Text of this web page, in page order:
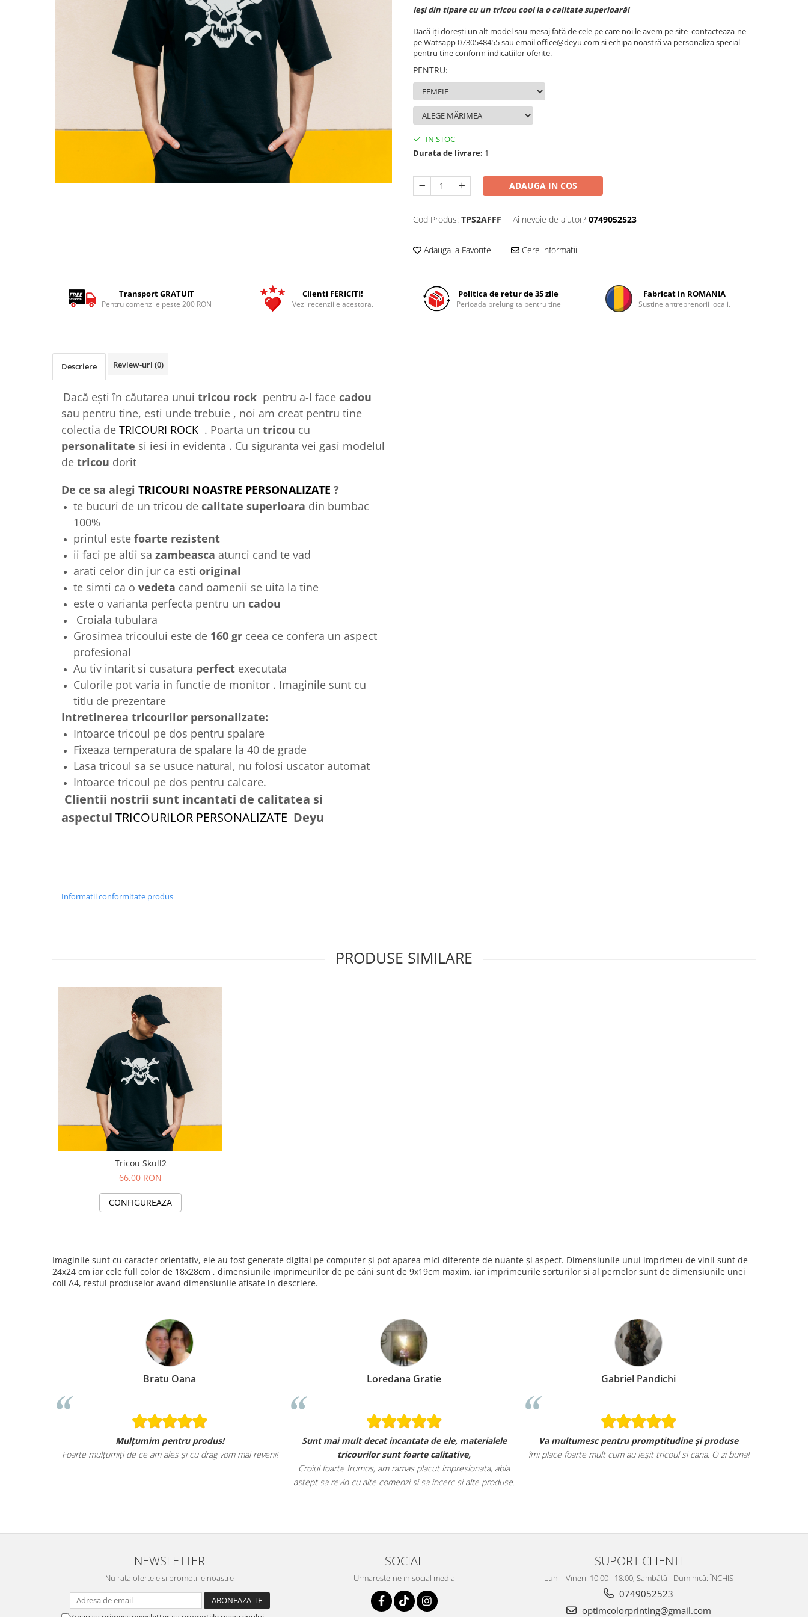
Tricouri Cupluri
Tricouri Vesele
Tricouri Copii
Ieși din tipare cu un tricou cool la o calitate superioară!
Dacă iți dorești un alt model sau mesaj față de cele pe care noi le avem pe site contacteaza-ne
pe Watsapp 0730548455 sau email office@deyu.com si echipa noastră va personaliza special
pentru tine conform indicatiilor oferite.
PENTRU:
IN STOC
Durata de livrare: 1
ADAUGA IN COS
Cod Produs: TPS2AFFF Ai nevoie de ajutor? 0749052523
Adauga la Favorite Cere informatii
Transport GRATUIT
Pentru comenzile peste 200 RON
Clienti FERICITI!
Vezi recenziile acestora.
Politica de retur de 35 zile
Perioada prelungita pentru tine
Fabricat in ROMANIA
Sustine antreprenorii locali.
Descriere Review-uri (0)
Dacă ești în căutarea unui tricou rock pentru a-l face cadou
sau pentru tine, esti unde trebuie , noi am creat pentru tine
colectia de TRICOURI ROCK . Poarta un tricou cu
personalitate si iesi in evidenta . Cu siguranta vei gasi modelul
de tricou dorit
De ce sa alegi TRICOURI NOASTRE PERSONALIZATE ?
te bucuri de un tricou de calitate superioara din bumbac
100%
printul este foarte rezistent
ii faci pe altii sa zambeasca atunci cand te vad
arati celor din jur ca esti original
te simti ca o vedeta cand oamenii se uita la tine
este o varianta perfecta pentru un cadou
Croiala tubulara
Grosimea tricoului este de 160 gr ceea ce confera un aspect
profesional
Au tiv intarit si cusatura perfect executata
Culorile pot varia in functie de monitor . Imaginile sunt cu
titlu de prezentare
Intretinerea tricourilor personalizate:
Intoarce tricoul pe dos pentru spalare
Fixeaza temperatura de spalare la 40 de grade
Lasa tricoul sa se usuce natural, nu folosi uscator automat
Intoarce tricoul pe dos pentru calcare.
Clientii nostrii sunt incantati de calitatea si
aspectul TRICOURILOR PERSONALIZATE Deyu
Informatii conformitate produs
PRODUSE SIMILARE
Tricou Skull2
66,00 RON
CONFIGUREAZA
Imaginile sunt cu caracter orientativ, ele au fost generate digital pe computer și pot aparea mici diferente de nuante și aspect. Dimensiunile unui imprimeu de vinil sunt de
24x24 cm iar cele full color de 18x28cm , dimensiunile imprimeurilor de pe căni sunt de 9x19cm maxim, iar imprimeurile sorturilor si al pernelor sunt de dimensiunile unei
coli A4, restul produselor avand dimensiunile afisate in descriere.
Bratu Oana
Mulțumim pentru produs!
Foarte mulțumiți de ce am ales și cu drag vom mai reveni!
Loredana Gratie
Sunt mai mult decat incantata de ele, materialele
tricourilor sunt foarte calitative,
Croiul foarte frumos, am ramas placut impresionata, abia
astept sa revin cu alte comenzi si sa incerc si alte produse.
Gabriel Pandichi
Va multumesc pentru promptitudine și produse
îmi place foarte mult cum au ieșit tricoul si cana. O zi buna!
NEWSLETTER
Nu rata ofertele si promotiile noastre
SOCIAL
Urmareste-ne in social media
SUPORT CLIENTI
Luni - Vineri: 10:00 - 18:00, Sambătă - Duminică: ÎNCHIS
0749052523
optimcolorprinting@gmail.com